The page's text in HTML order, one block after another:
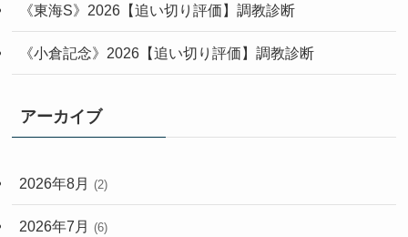
《東海S》2026【追い切り評価】調教診断
《小倉記念》2026【追い切り評価】調教診断
アーカイブ
2026年8月 (2)
2026年7月 (6)